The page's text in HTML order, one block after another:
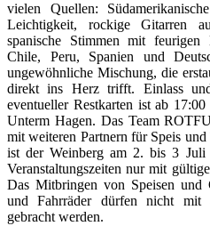
vielen Quellen:
Leichtigkeit, rockige Gitarren
spanische Stimmen mit
Chile, Peru, Spanien und
ungewöhnliche Mischung, die
direkt ins Herz trifft. Einlass
eventueller Restkarten ist ab
Unterm Hagen. Das Team
mit weiteren Partnern für Speis
ist der Weinberg am 2. bis 3 Juli
Veranstaltungszeiten nur mit
Das Mitbringen von Speisen und
und Fahrräder dürfen nicht mit
gebracht werden.